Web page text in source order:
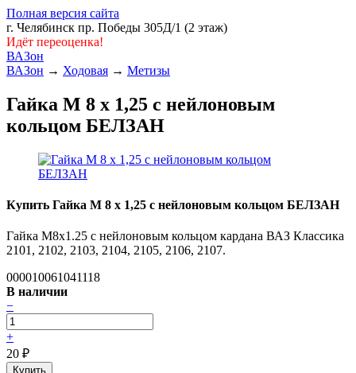
Полная версия сайта
г. Челябинск пр. Победы 305Д/1 (2 этаж)
Идёт переоценка!
ВАЗон
ВАЗон → Ходовая → Метизы
Гайка М 8 х 1,25 с нейлоновым
кольцом БЕЛЗАН
Купить Гайка М 8 х 1,25 с нейлоновым кольцом БЕЛЗАН
Гайка M8x1.25 с нейлоновым кольцом кардана ВАЗ Классика
2101, 2102, 2103, 2104, 2105, 2106, 2107.
000010061041118
В наличии
−
+
20 ₽